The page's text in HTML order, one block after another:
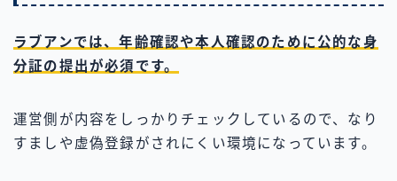
ラブアンでは、年齢確認や本人確認のために公的な身
分証の提出が必須です。
運営側が内容をしっかりチェックしているので、なり
すましや虚偽登録がされにくい環境になっています。